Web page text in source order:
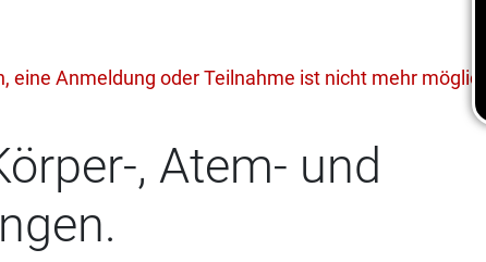
Anmeldung oder Teilnahme ist nicht mehr möglich.
, Atem- und